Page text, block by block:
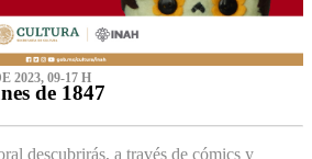
2023, 09-17 H
de 1847
descubrirás, a través de cómics y